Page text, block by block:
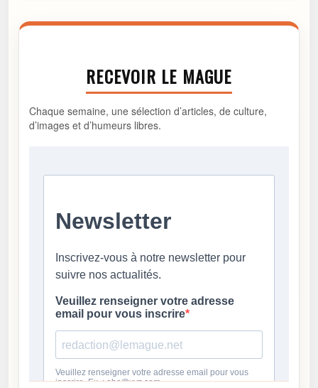
RECEVOIR LE MAGUE
Chaque semaine, une sélection d’articles, de culture,
d’images et d’humeurs libres.